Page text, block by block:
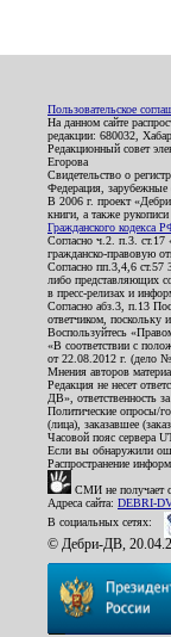
Пользовательское
На данном сайте
редакции: 680032,
Редакционный совет
Егорова
Свидетельство о
Федерация, зарубежные
В 2006 г. проект
книги, а также
Гражданского кодекса
Согласно ч.2. п.3. ст.17
гражданско-правовую
Согласно пп.3,4,6 ст.57
либо представляющих
в пресс-релизах и
Согласно абз.3, п.13
ответчиком, поскольку
Воспользуйтесь
«В соответствии с
от 22.08.2012 г. (дело
Мнения авторов
Редакция не несет
ДВ», ответственность
Политические опросы/
(лица), заказавшее
Часовой пояс сервера
Если вы обнаружили
Распространение
СМИ не получает
Адреса сайта: DEBRI-
В социальных сетях:
© Дебри-ДВ,